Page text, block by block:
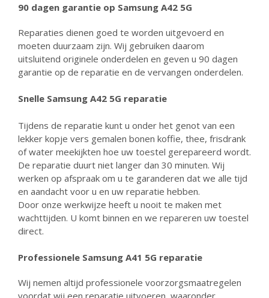
90 dagen garantie op Samsung A42 5G
Reparaties dienen goed te worden uitgevoerd en
moeten duurzaam zijn. Wij gebruiken daarom
uitsluitend originele onderdelen en geven u 90 dagen
garantie op de reparatie en de vervangen onderdelen.
Snelle Samsung A42 5G reparatie
Tijdens de reparatie kunt u onder het genot van een
lekker kopje vers gemalen bonen koffie, thee, frisdrank
of water meekijkten hoe uw toestel gerepareerd wordt.
De reparatie duurt niet langer dan 30 minuten. Wij
werken op afspraak om u te garanderen dat we alle tijd
en aandacht voor u en uw reparatie hebben.
Door onze werkwijze heeft u nooit te maken met
wachttijden. U komt binnen en we repareren uw toestel
direct.
Professionele Samsung A41 5G reparatie
Wij nemen altijd professionele voorzorgsmaatregelen